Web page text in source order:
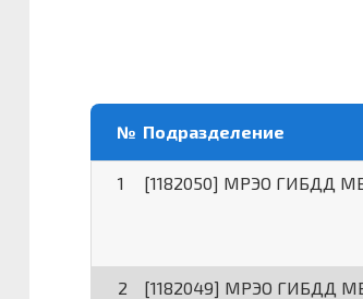
№ Подразделение
1 [1182050] МРЭО ГИБДД
2 [1182049] МРЭО ГИБДД